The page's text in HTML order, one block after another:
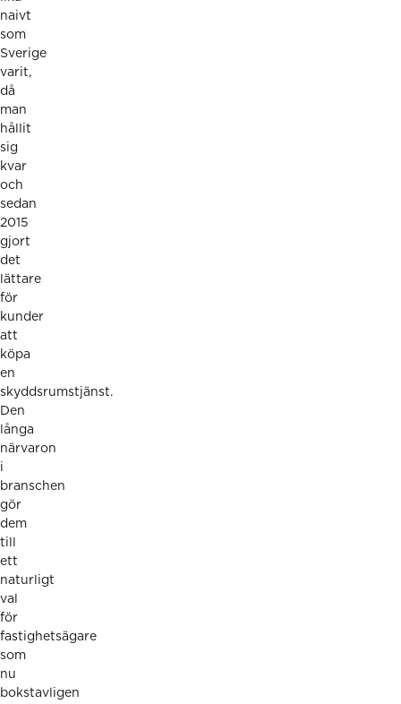
naivt
som
Sverige
varit,
då
man
hållit
sig
kvar
och
sedan
2015
gjort
det
lättare
för
kunder
att
köpa
en
skyddsrumstjänst.
Den
långa
närvaron
i
branschen
gör
dem
till
ett
naturligt
val
för
fastighetsägare
som
nu
bokstavligen